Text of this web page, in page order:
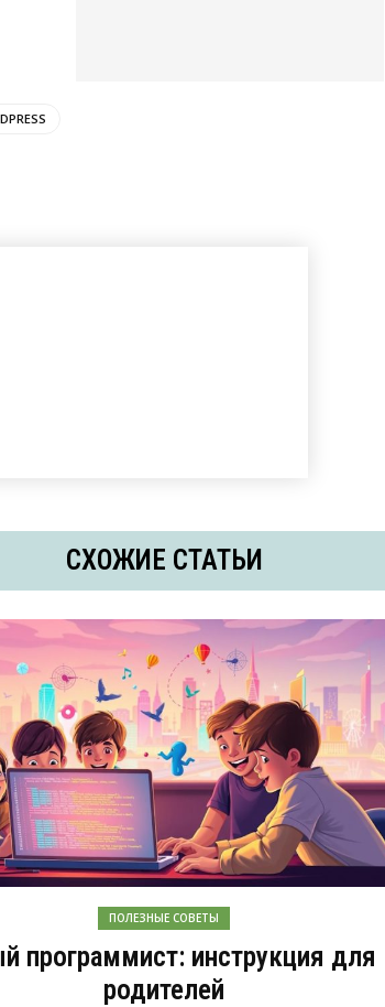
СХОЖИЕ СТАТЬИ
ПОЛЕЗНЫЕ СОВЕТЫ
программист: инструкция для
родителей